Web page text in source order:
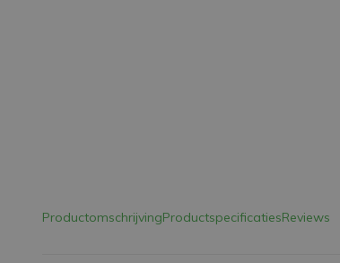
ProductomschrijvingProductspecificatiesReviews